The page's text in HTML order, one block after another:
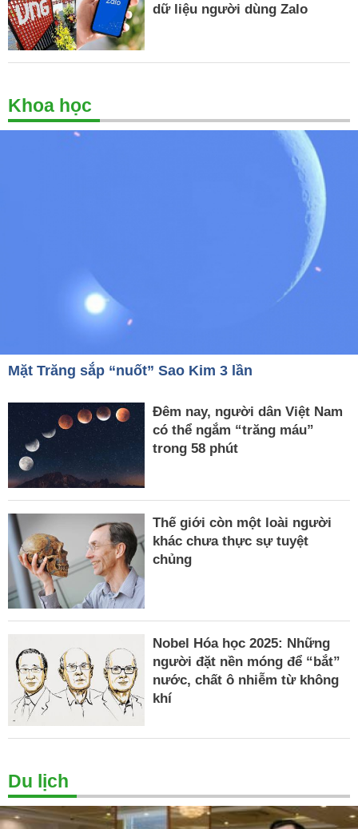
dữ liệu người dùng Zalo
Khoa học
Mặt Trăng sắp “nuốt” Sao Kim 3 lần
Đêm nay, người dân Việt Nam
có thể ngắm “trăng máu”
trong 58 phút
Thế giới còn một loài người
khác chưa thực sự tuyệt
chủng
Nobel Hóa học 2025: Những
người đặt nền móng để “bắt”
nước, chất ô nhiễm từ không
khí
Du lịch